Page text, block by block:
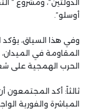
الدولتين”، ومشروع ”
أوسلو”.
وفي هذا السياق،
المقاومة في
الحرب الهمجية على
ثالثاً: أكد المجتمعون
المباشرة والفورية